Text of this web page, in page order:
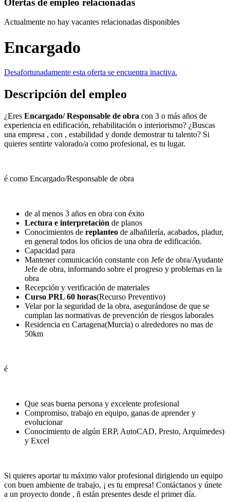
Actualmente no hay vacantes relacionadas disponibles
Encargado
Desafortunadamente esta oferta se encuentra inactiva.
Descripción del empleo
¿Eres Encargado/ Responsable de obra con 3 o más años de
experiencia en edificación, rehabilitación o interiorismo? ¿Buscas
una empresa , con , estabilidad y donde demostrar tu talento? Si
quieres sentirte valorado/a como profesional, es tu lugar.
é como Encargado/Responsable de obra
de al menos 3 años en obra con éxito
Lectura e interpretación de planos
Conocimientos de replanteo de albañilería, acabados, pladur,
en general todos los oficios de una obra de edificación.
Capacidad para
Mantener comunicación constante con Jefe de obra/Ayudante
Jefe de obra, informando sobre el progreso y problemas en la
obra
Recepción y verificación de materiales
Curso PRL 60 horas(Recurso Preventivo)
Velar por la seguridad de la obra, asegurándose de que se
cumplan las normativas de prevención de riesgos laborales
Residencia en Cartagena(Murcia) o alrededores no mas de
50km
é
Que seas buena persona y excelente profesional
Compromiso, trabajo en equipo, ganas de aprender y
evolucionar
Conocimiento de algún ERP, AutoCAD, Presto, Arquímedes)
y Excel
Si quieres aportar tu máximo valor profesional dirigiendo un equipo
con buen ambiente de trabajo, ¡ es tu empresa! Contáctanos y únete
a un proyecto donde , ñ están presentes desde el primer día.